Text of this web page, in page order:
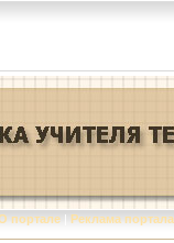
портале | Реклама портала